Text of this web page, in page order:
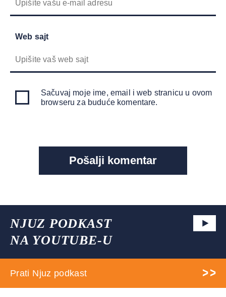
Web sajt
Sačuvaj moje ime, email i web stranicu u ovom
browseru za buduće komentare.
NJUZ PODKAST
NA YOUTUBE-U
Prati Njuz podkast